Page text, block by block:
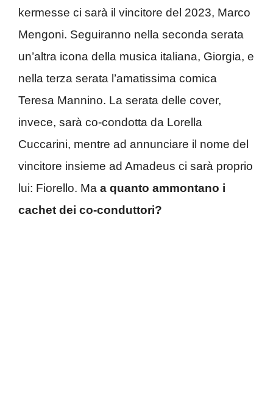
kermesse ci sarà il vincitore del 2023, Marco
Mengoni. Seguiranno nella seconda serata
un’altra icona della musica italiana, Giorgia, e
nella terza serata l’amatissima comica
Teresa Mannino. La serata delle cover,
invece, sarà co-condotta da Lorella
Cuccarini, mentre ad annunciare il nome del
vincitore insieme ad Amadeus ci sarà proprio
lui: Fiorello. Ma a quanto ammontano i
cachet dei co-conduttori?